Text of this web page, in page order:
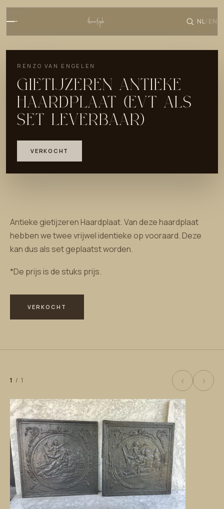
NL/ EN
RENZO VAN ENGELEN
GIETIJZEREN ANTIEKE
HAARDPLAAT (EVT ALS
SET LEVERBAAR)
VERKOCHT
Antieke gietijzeren Haardplaat. Van deze haardplaat
hebben we twee vrijwel identieke op vooraard. Deze
kan dus als set geplaatst worden.
*De prijs is de stuks prijs.
VERKOCHT
1 / 1 ‹ ›